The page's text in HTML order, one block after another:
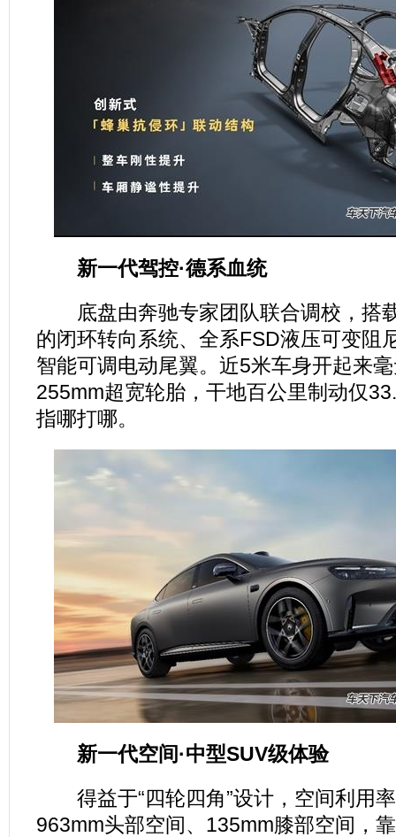
新一代驾控·德系血统
底盘由奔驰专家团队联合调校，搭
的闭环转向系统、全系FSD液压可变阻
智能可调电动尾翼。近5米车身开起来
255mm超宽轮胎，干地百公里制动仅
指哪打哪。
新一代空间·中型SUV级体验
得益于“四轮四角”设计，空间利用
963mm头部空间、135mm膝部空间，